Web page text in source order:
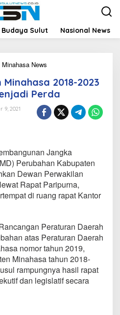
Budaya Sulut Nasional News
Minahasa News
J
M
D
P
e
a
h
a
n
M
i
h
a
s
a
2
0
1
8
Minahasa 2018-2023
Perda
9, 2021
Jangka
Perubahan Kabupaten
Dewan Perwakilan
Rapat Paripurna,
di ruang rapat Kantor
Peraturan Daerah
atas Peraturan Daerah
nomor tahun 2019,
Minahasa tahun 2018-
rampungnya hasil rapat
dan legislatif secara